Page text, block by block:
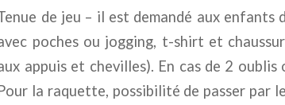
de jeu – il est demandé aux enfants
poches ou jogging, t-shirt et
appuis et chevilles). En cas de 2
la raquette, possibilité de passer par